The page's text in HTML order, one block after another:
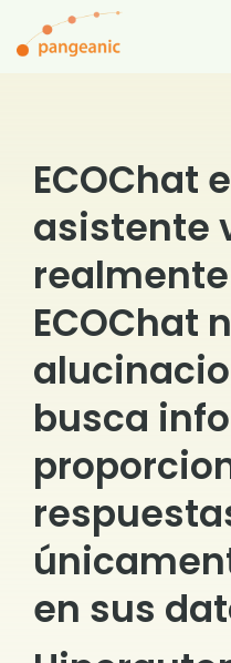
the
ECOChat
asistente
ECOChat
busca
en sus